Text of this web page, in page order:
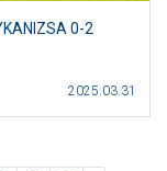
0-2
2025.03.31